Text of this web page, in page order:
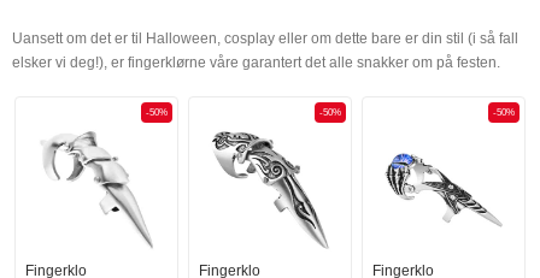
Uansett om det er til Halloween, cosplay eller om dette bare er din stil (i så fall
elsker vi deg!), er fingerklørne våre garantert det alle snakker om på festen.
-50%
Fingerklo
-50%
Fingerklo
-50%
Fingerklo